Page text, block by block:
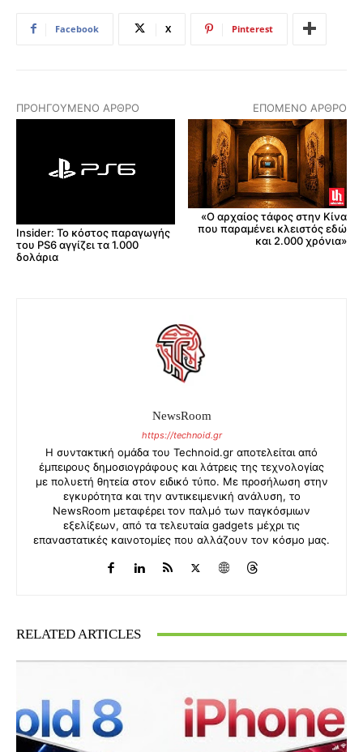
Facebook X Pinterest
ΠΡΟΗΓΟΎΜΕΝΟ ΆΡΘΡΟ
Insider: Το κόστος παραγωγής
του PS6 αγγίζει τα 1.000
δολάρια
ΕΠΌΜΕΝΟ ΆΡΘΡΟ
«Ο αρχαίος τάφος στην Κίνα
που παραμένει κλειστός εδώ
και 2.000 χρόνια»
NewsRoom
https://technoid.gr
Η συντακτική ομάδα του Technoid.gr αποτελείται από
έμπειρους δημοσιογράφους και λάτρεις της τεχνολογίας
με πολυετή θητεία στον ειδικό τύπο. Με προσήλωση στην
εγκυρότητα και την αντικειμενική ανάλυση, το
NewsRoom μεταφέρει τον παλμό των παγκόσμιων
εξελίξεων, από τα τελευταία gadgets μέχρι τις
επαναστατικές καινοτομίες που αλλάζουν τον κόσμο μας.
RELATED ARTICLES